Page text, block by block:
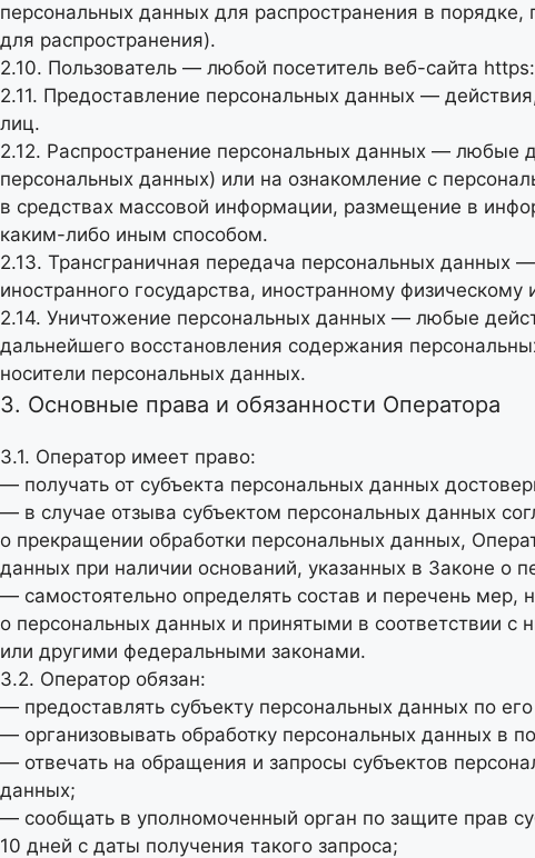
персональных данных для распространения в
для распространения).
2.10. Пользователь — любой посетитель веб-сайта
2.11. Предоставление персональных данных —
лиц.
2.12. Распространение персональных данных — любые
персональных данных) или на ознакомление с
в средствах массовой информации, размещение в
каким-либо иным способом.
2.13. Трансграничная передача персональных данных
иностранного государства, иностранному
2.14. Уничтожение персональных данных — любые
дальнейшего восстановления содержания
носители персональных данных.
3. Основные права и обязанности Оператора
3.1. Оператор имеет право:
— получать от субъекта персональных данных
— в случае отзыва субъектом персональных данных
о прекращении обработки персональных данных,
данных при наличии оснований, указанных в Законе о
— самостоятельно определять состав и перечень
о персональных данных и принятыми в соответствии
или другими федеральными законами.
3.2. Оператор обязан:
— предоставлять субъекту персональных данных по
— организовывать обработку персональных данных в
— отвечать на обращения и запросы субъектов
данных;
— сообщать в уполномоченный орган по защите прав
10 дней с даты получения такого запроса;